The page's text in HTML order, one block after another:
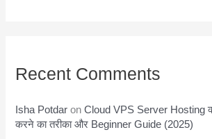
Recent Comments
Isha Potdar onCloud VPS Server Hosting
करने का तरीका और Beginner Guide (2025)